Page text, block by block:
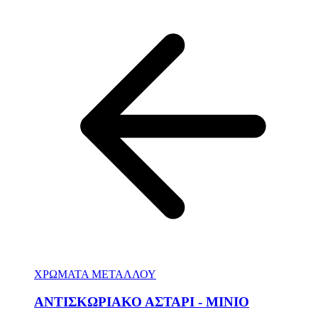
ΧΡΩΜΑΤΑ ΜΕΤΑΛΛΟΥ
ΑΝΤΙΣΚΩΡΙΑΚΟ ΑΣΤΑΡΙ - ΜΙΝΙΟ